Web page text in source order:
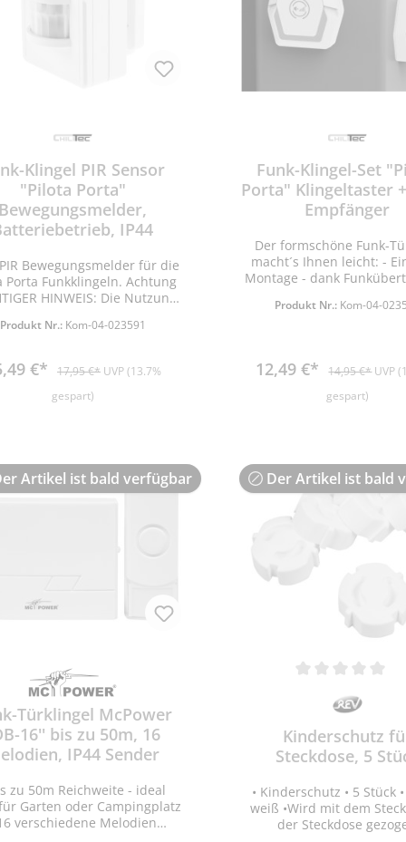
Klingel PIR Sensor
"Pilota Porta"
Bewegungsmelder,
IP44
Bewegungsmelder für die
Porta Funkklingeln. Achtung
HINWEIS: Die Nutzung
Magnetkontaktes (#23590)
erfodert ZWINGEND die
(#23744). Eine
ohne Fernbedienung
(freie Fläche) • Reichweite
8m, Erfassungswinkel max.
• Frequenz: 433,92 MHz •
• Betrieb mit 2x AAA
Funktioniert nur mit den
Produkt Nr.: Kom-04-023591
€* 17,95 €* UVP (13.7%
gespart)
Funk-Klingel-Set
Porta" Klingeltaster
Empfänger
Der formschöne Funk-
macht´s Ihnen leicht: - Einfache
Montage - dank
Gong mit zeitgemäßem
150m (Freifeld), 433MHz
Melodien + 1 Alarmton
Lautstärke: max. 100dB
werden - Schutzart
spritzwassergeschützt -
BxHxT 52x65x18mm,
68x84x28mm (ohne
Produkt Nr.: Kom-04-
12,49 €* 14,95 €* UVP
gespart)
Artikel ist bald verfügbar
Türklingel McPower
16'' bis zu 50m, 16
IP44 Sender
zu 50m Reichweite - ideal
Garten oder Campingplatz
verschiedene Melodien
Der Artikel ist bald
Kinderschutz
Steckdose, 5
• Kinderschutz • 5 Stück
weiß •Wird mit dem Stecker aus
der Steckdose